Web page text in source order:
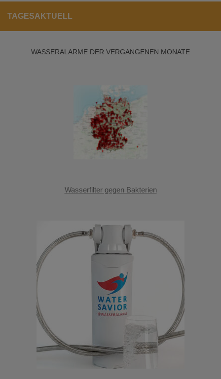
TAGESAKTUELL
WASSERALARME DER VERGANGENEN MONATE
Wasserfilter gegen Bakterien